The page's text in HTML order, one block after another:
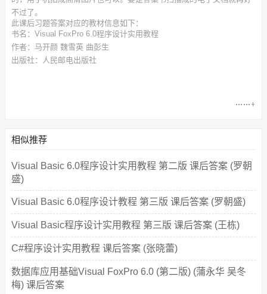
不过了。
此课后习题答案对应的教材信息如下：
书名：Visual FoxPro 6.0程序设计实用教程
作者：马开颜 魏雪英 曲彭生
出版社：人民邮电出版社
相似推荐
Visual Basic 6.0程序设计实用教程 第二版 课后答案 (罗朝
盛)
Visual Basic 6.0程序设计教程 第三版 课后答案 (罗朝盛)
Visual Basic程序设计实用教程 第三版 课后答案 (王栋)
C#程序设计实用教程 课后答案 (张晓蕾)
数据库应用基础Visual FoxPro 6.0 (第二版) (蒲永华 吴冬
梅) 课后答案